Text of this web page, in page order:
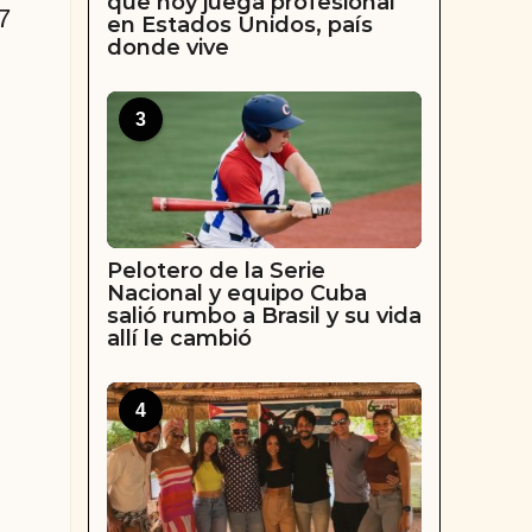
en Estados Unidos, país
donde vive
3
Pelotero de la Serie
Nacional y equipo Cuba
salió rumbo a Brasil y su vida
allí le cambió
4